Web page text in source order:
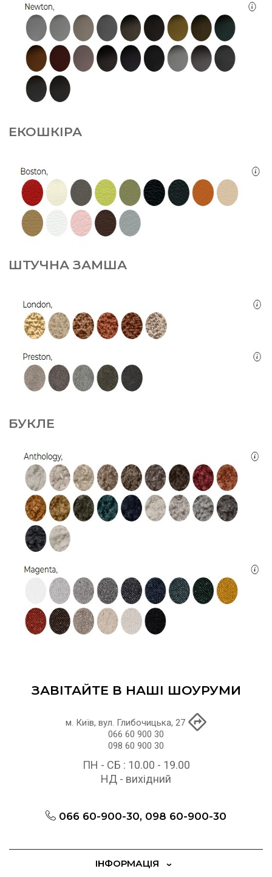
ЕКОШКІРА
ШТУЧНА ЗАМША
БУКЛЕ
ЗАВІТАЙТЕ В НАШІ ШОУРУМИ
м. Київ, вул. Глибочицька, 27
066 60 900 30
098 60 900 30
ПН - СБ : 10.00 - 19.00
НД - вихідний
066 60-900-30, 098 60-900-30
ІНФОРМАЦІЯ